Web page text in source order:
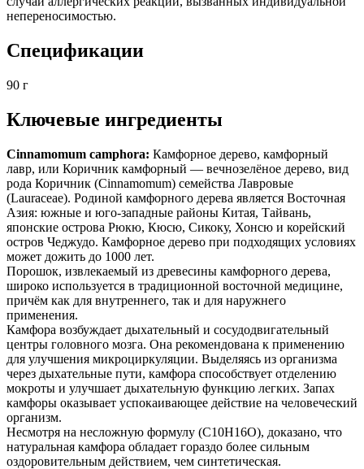
непереносимостью.
Спецификации
90 г
Ключевые ингредиенты
Cinnamomum camphora: Камфорное дерево, камфорный
лавр, или Коричник камфорный — вечнозелёное дерево, вид
рода Коричник (Cinnamomum) семейства Лавровые
(Lauraceae). Родиной камфорного дерева является Восточная
Азия: южные и юго-западные районы Китая, Тайвань,
японские острова Рюкю, Кюсю, Сикоку, Хонсю и корейский
остров Чеджудо. Камфорное дерево при подходящих условиях
может дожить до 1000 лет.
Порошок, извлекаемый из древесины камфорного дерева,
широко используется в традиционной восточной медицине,
причём как для внутреннего, так и для наружнего
применения.
Камфора возбуждает дыхательный и сосудодвигательный
центры головного мозга. Она рекомендована к применению
для улучшения микроциркуляции. Выделяясь из организма
через дыхательные пути, камфора способствует отделению
мокроты и улучшает дыхательную функцию легких. Запах
камфоры оказывает успокаивающее действие на человеческий
организм.
Несмотря на несложную формулу (C10H16O), доказано, что
натуральная камфора обладает гораздо более сильным
оздоровительным действием, чем синтетическая.